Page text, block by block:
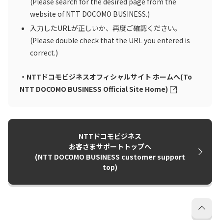
website of NTT DOCOMO BUSINESS.)
入力したURLが正しいか、再度ご確認ください。
(Please double check that the URL you entered is
correct.)
・NTTドコモビジネスオフィシャルサイト ホームへ(To
NTT DOCOMO BUSINESS Official Site Home)
NTTドコモビジネス
お客さまサポートトップへ
(NTT DOCOMO BUSINESS customer support
top)